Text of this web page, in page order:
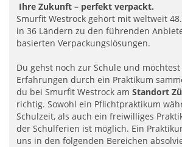
Ihre Zukunft – perfekt verpackt.
Smurfit Westrock gehört mit weltweit
in 36 Ländern zu den führenden
basierten Verpackungslösungen.
Du gehst noch zur Schule und
Erfahrungen durch ein Praktikum
du bei Smurfit Westrock am Standort
richtig. Sowohl ein Pflichtpraktikum
Schulzeit, als auch ein freiwilliges
der Schulferien ist möglich. Ein
uns in den folgenden Bereichen